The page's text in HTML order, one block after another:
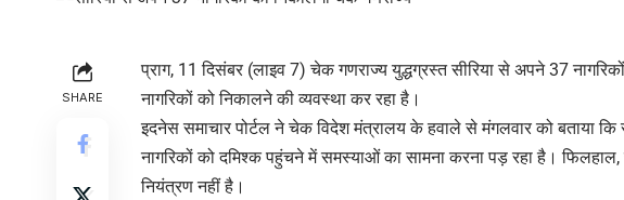
SHARE
प्राग, 11 दिसंबर (लाइव 7) चेक गणराज्य युद्धग्रस्त सीरिया से अपने 37
नागरिकों को निकालने की व्यवस्था कर रहा है।
इदनेस समाचार पोर्टल ने चेक विदेश मंत्रालय के हवाले से मंगलवार को बताया
नागरिकों को दमिश्क पहुंचने में समस्याओं का सामना करना पड़ रहा है। फिलहाल,
नियंत्रण नहीं है।